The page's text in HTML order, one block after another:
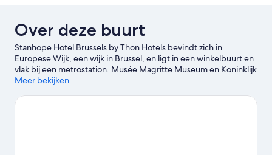
Over deze buurt
Stanhope Hotel Brussels by Thon Hotels bevindt zich in
Europese Wijk, een wijk in Brussel, en ligt in een winkelbuurt en
vlak bij een metrostation. Musée Magritte Museum en Koninklijk
museum voor Schone Kunsten van België zijn culturele
bezienswaardigheden van het gebied, zoals Koninklijk paleis
Meer bekijken